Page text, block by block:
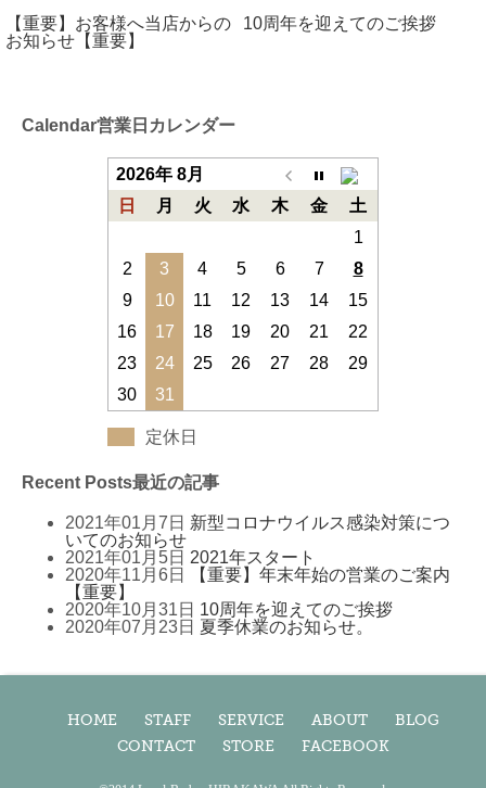
【重要】お客様へ当店からの
お知らせ【重要】
10周年を迎えてのご挨拶
Calendar営業日カレンダー
2026年 8月
日
月 火 水 木 金
土
1
2
3 4 5 6 7
8
9
10 11 12 13 14
15
16
17 18 19 20 21
22
23
24 25 26 27 28
29
30
31
定休日
Recent Posts最近の記事
2021年01月7日 新型コロナウイルス感染対策につ
いてのお知らせ
2021年01月5日 2021年スタート
2020年11月6日
【重要】年末年始の営業のご案内
【重要】
2020年10月31日 10周年を迎えてのご挨拶
2020年07月23日 夏季休業のお知らせ。
HOME STAFF SERVICE ABOUT
BLOG
CONTACT
STORE FACEBOOK